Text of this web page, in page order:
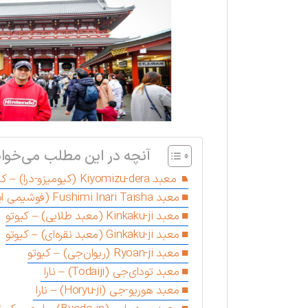
آنچه در این مطلب
معبد Kiyomizu-dera (کیومیزو-درا) – کیوتو
معبد Fushimi Inari Taisha (فوشیمی ایناری تایشا)
معبد Kinkaku-ji (معبد طلایی) – کیوتو
معبد Ginkaku-ji (معبد نقره‌ای) – کیوتو
معبد Ryoan-ji (ریوان‌جی) – کیوتو
معبد تودای‌جی (Todaiji) – نارا
معبد هوریو-جی (Horyu-ji) – نارا